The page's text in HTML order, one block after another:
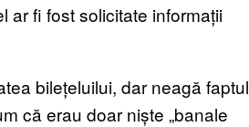
ar fi fost solicitate informații
bilețeluilui, dar neagă faptul
că erau doar niște „banale